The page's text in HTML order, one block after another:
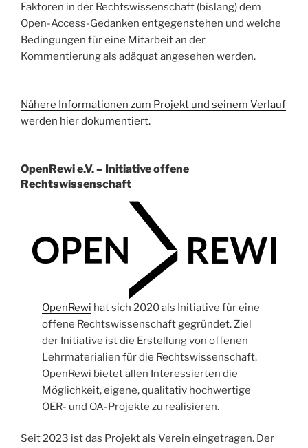
Faktoren in der Rechtswissenschaft (bislang) dem
Open-Access-Gedanken entgegenstehen und welche
Bedingungen für eine Mitarbeit an der
Kommentierung als adäquat angesehen werden.
Nähere Informationen zum Projekt und seinem Verlauf
werden hier dokumentiert.
OpenRewi e.V. – Initiative offene
Rechtswissenschaft
OpenRewi hat sich 2020 als Initiative für eine
offene Rechtswissenschaft gegründet. Ziel
der Initiative ist die Erstellung von offenen
Lehrmaterialien für die Rechtswissenschaft.
OpenRewi bietet allen Interessierten die
Möglichkeit, eigene, qualitativ hochwertige
OER- und OA-Projekte zu realisieren.
Seit 2023 ist das Projekt als Verein eingetragen. Der